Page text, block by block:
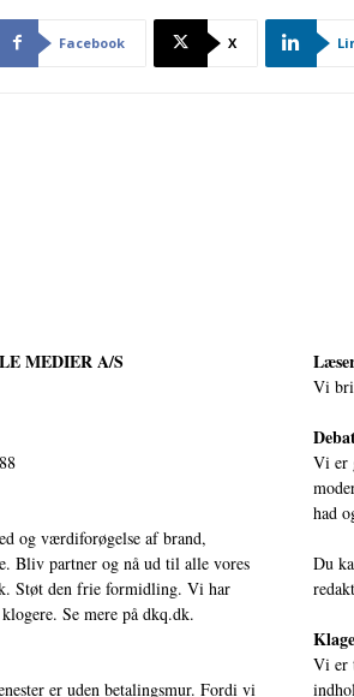
Facebook X
MEDIER A/S
og værdiforøgelse af brand,
Bliv partner og nå ud til alle vores
Støt den frie formidling. Vi har
Se mere på dkq.dk.
er uden betalingsmur. Fordi vi
Vi
Vi er
had
Du
Vi er